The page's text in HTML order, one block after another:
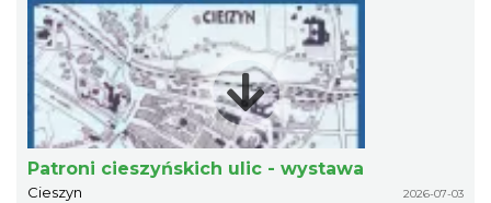
Patroni cieszyńskich ulic - wystawa
Cieszyn 2026-07-03